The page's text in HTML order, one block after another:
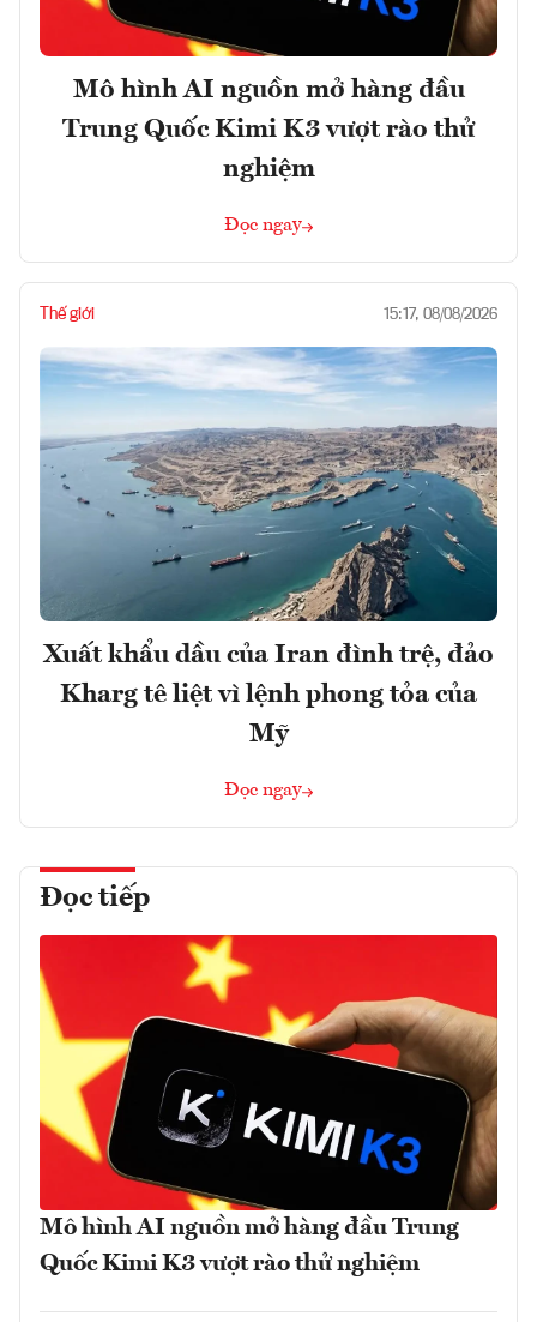
Mô hình AI nguồn mở hàng đầu
Trung Quốc Kimi K3 vượt rào thử
nghiệm
Đọc ngay
Thế giới 15:17, 08/08/2026
Xuất khẩu dầu của Iran đình trệ, đảo
Kharg tê liệt vì lệnh phong tỏa của
Mỹ
Đọc ngay
Đọc tiếp
Mô hình AI nguồn mở hàng đầu Trung
Quốc Kimi K3 vượt rào thử nghiệm